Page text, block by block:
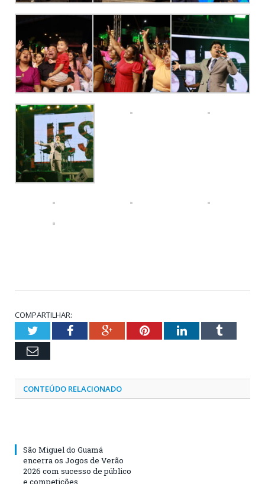
COMPARTILHAR:
TwitterFacebookGoogle+PinterestLinkedInTumblr
Email
CONTEÚDO RELACIONADO
São Miguel do Guamá
encerra os Jogos de Verão
2026 com sucesso de público
e competições.